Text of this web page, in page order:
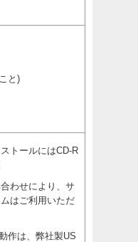
と)
トールにはCD-R
わせにより、サ
はご利用いただ
作は、弊社製US